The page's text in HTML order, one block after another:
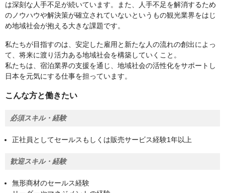
は深刻な人手不足が続いています。また、人手不足を解消するため
のノウハウや解決策が確立されていないというもの観光業界をはじ
め地域社会が抱える大きな課題です。
私たちが目指すのは、安定した雇用と新たな人の流れの創出によっ
て、将来に渡り活力ある地域社会を構築していくこと。
私たちは、宿泊業界の支援を通じ、地域社会の活性化をサポートし
日本を元気にする仕事を担っています。
こんな方と働きたい
必須スキル・経験
正社員としてセールスもしくは販売サービス経験1年以上
歓迎スキル・経験
無形商材のセールス経験